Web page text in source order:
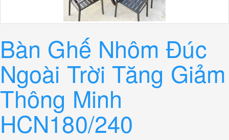
Bàn Ghế Nhôm Đúc
Ngoài Trời Tăng Giảm
Thông Minh
HCN180/240